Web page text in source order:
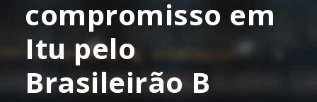
compromisso em
Itu pelo
Brasileirão B